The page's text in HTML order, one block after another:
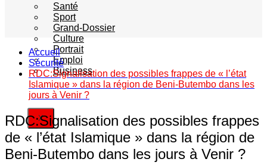
Santé
Sport
Grand-Dossier
Culture
Portrait
Emploi
Business
X
Accueil
Sécurité
RDC:Signalisation des possibles frappes de « l’état
Islamique » dans la région de Beni-Butembo dans les
jours à Venir ?
RDC:Signalisation des possibles frappes
de « l’état Islamique » dans la région de
Beni-Butembo dans les jours à Venir ?